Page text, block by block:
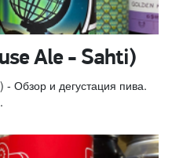
Ale - Sahti)
Обзор и дегустация пива.